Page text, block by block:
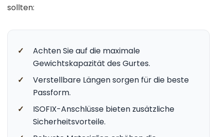
sollten:
✓
Achten Sie auf die maximale
Gewichtskapazität des Gurtes.
✓
Verstellbare Längen sorgen für die beste
Passform.
✓
ISOFIX-Anschlüsse bieten zusätzliche
Sicherheitsvorteile.